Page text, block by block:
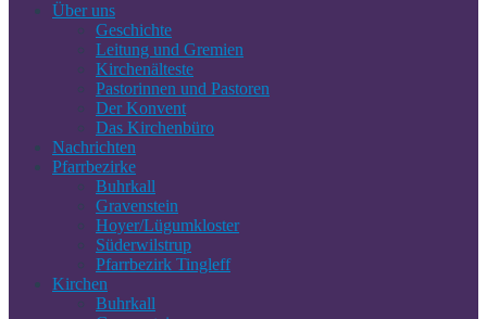
Über uns
Geschichte
Leitung und Gremien
Kirchenälteste
Pastorinnen und Pastoren
Der Konvent
Das Kirchenbüro
Nachrichten
Pfarrbezirke
Buhrkall
Gravenstein
Hoyer/Lügumkloster
Süderwilstrup
Pfarrbezirk Tingleff
Kirchen
Buhrkall